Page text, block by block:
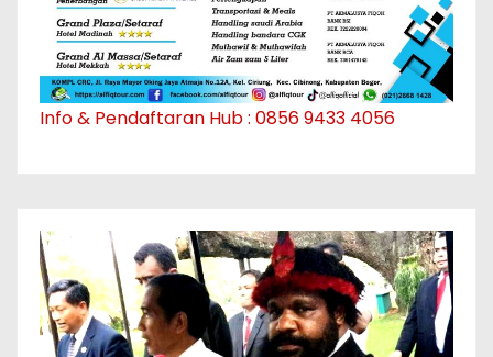
Info & Pendaftaran Hub : 0856 9433 4056